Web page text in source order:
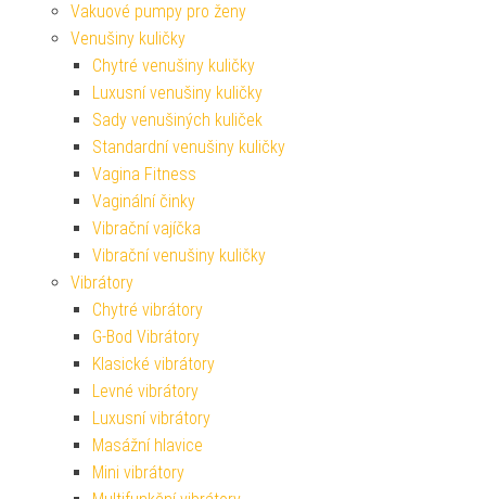
Vakuové pumpy pro ženy
Venušiny kuličky
Chytré venušiny kuličky
Luxusní venušiny kuličky
Sady venušiných kuliček
Standardní venušiny kuličky
Vagina Fitness
Vaginální činky
Vibrační vajíčka
Vibrační venušiny kuličky
Vibrátory
Chytré vibrátory
G-Bod Vibrátory
Klasické vibrátory
Levné vibrátory
Luxusní vibrátory
Masážní hlavice
Mini vibrátory